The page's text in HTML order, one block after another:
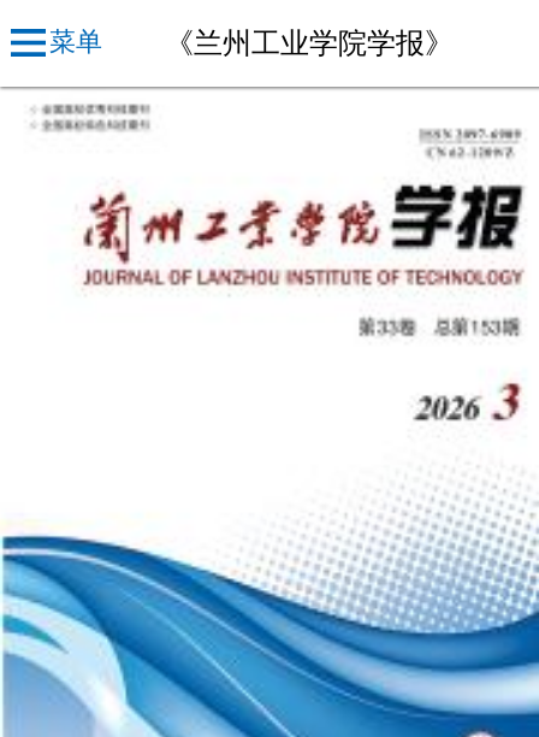
菜单 《兰州工业学院学报》